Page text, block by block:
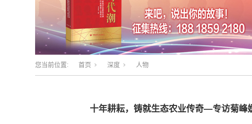
您当前位置: 首页 深度 人物
十年耕耘，铸就生态农业传奇—专访菊峰